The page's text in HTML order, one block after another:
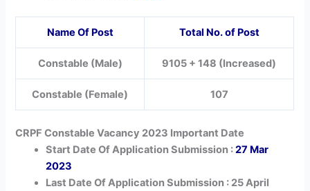
Name Of Post Total No. of Post
Constable (Male) 9105 + 148 (Increased)
Constable (Female) 107
CRPF Constable Vacancy 2023 Important Date
Start Date Of Application Submission :27 Mar
2023
Last Date Of Application Submission : 25 April